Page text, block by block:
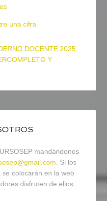
una cifra
DOCENTE 2025
Y
mandándonos
. Si los
colocarán en la web
disfruten de ellos.